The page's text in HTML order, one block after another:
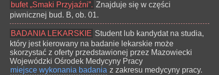
bufet „Smaki Przyjaźni”. Znajduje się w części
piwnicznej bud. B, ob. 01.
BADANIA LEKARSKIE Student lub kandydat na studia,
który jest kierowany na badanie lekarskie może
skorzystać z oferty przedstawionej przez Mazowiecki
Wojewódzki Ośrodek Medycyny Pracy
miejsce wykonania badania z zakresu medycyny pracy.